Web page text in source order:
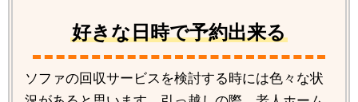
好きな日時で予約出来る
ソファの回収サービスを検討する時には色々な状